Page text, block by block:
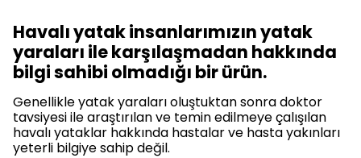
Havalı yatak insanlarımızın yatak
yaraları ile karşılaşmadan hakkında
bilgi sahibi olmadığı bir ürün.
Genellikle yatak yaraları oluştuktan sonra doktor
tavsiyesi ile araştırılan ve temin edilmeye çalışılan
havalı yataklar hakkında hastalar ve hasta yakınları
yeterli bilgiye sahip değil.